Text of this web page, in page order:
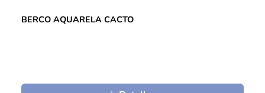
BERCO AQUARELA CACTO